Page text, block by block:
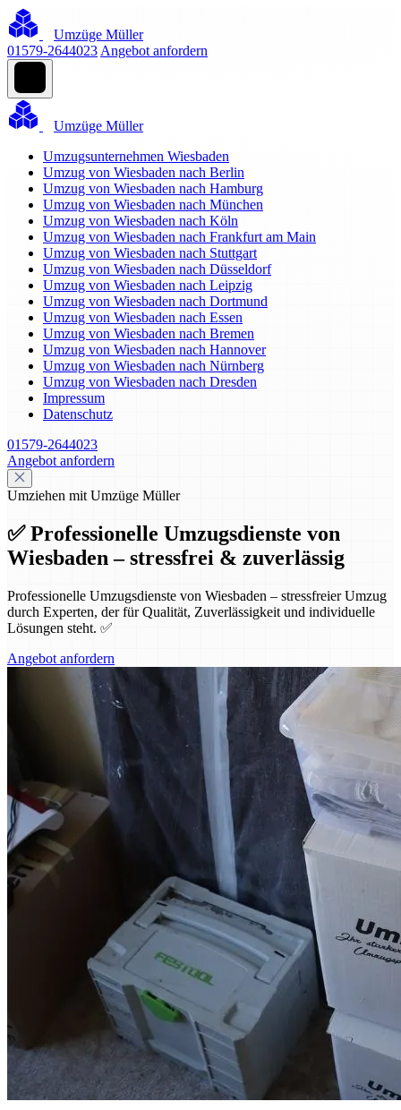
Umzüge Müller
01579-2644023 Angebot anfordern
Umzüge Müller
Umzugsunternehmen Wiesbaden
Umzug von Wiesbaden nach Berlin
Umzug von Wiesbaden nach Hamburg
Umzug von Wiesbaden nach München
Umzug von Wiesbaden nach Köln
Umzug von Wiesbaden nach Frankfurt am Main
Umzug von Wiesbaden nach Stuttgart
Umzug von Wiesbaden nach Düsseldorf
Umzug von Wiesbaden nach Leipzig
Umzug von Wiesbaden nach Dortmund
Umzug von Wiesbaden nach Essen
Umzug von Wiesbaden nach Bremen
Umzug von Wiesbaden nach Hannover
Umzug von Wiesbaden nach Nürnberg
Umzug von Wiesbaden nach Dresden
Impressum
Datenschutz
01579-2644023
Angebot anfordern
Umziehen mit Umzüge Müller
✅ Professionelle Umzugsdienste von
Wiesbaden – stressfrei & zuverlässig
Professionelle Umzugsdienste von Wiesbaden – stressfreier Umzug
durch Experten, der für Qualität, Zuverlässigkeit und individuelle
Lösungen steht. ✅
Angebot anfordern